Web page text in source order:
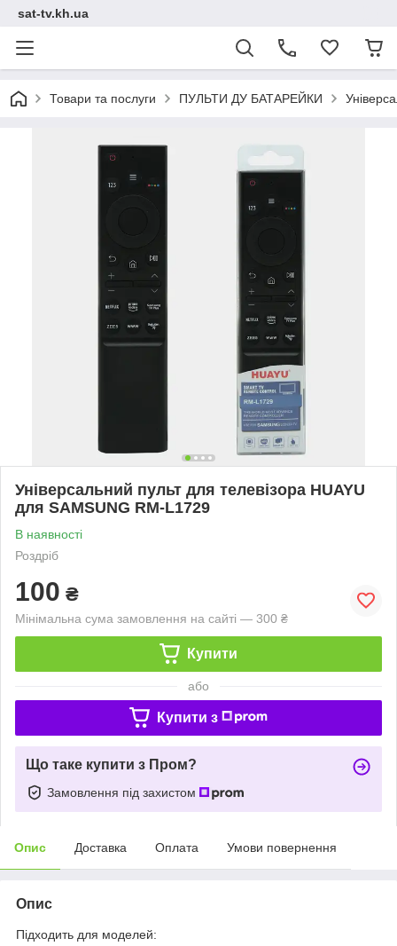
sat-tv.kh.ua
Товари та послуги ПУЛЬТИ ДУ БАТАРЕЙКИ
Універсальний пульт для телевізора HUAYU
для SAMSUNG RM-L1729
В наявності
Роздріб
100 ₴
Мінімальна сума замовлення на сайті — 300 ₴
Купити
або
Купити з
Що таке купити з Пром?
Замовлення під захистом
Опис Доставка Оплата Умови повернення
Опис
Підходить для моделей: